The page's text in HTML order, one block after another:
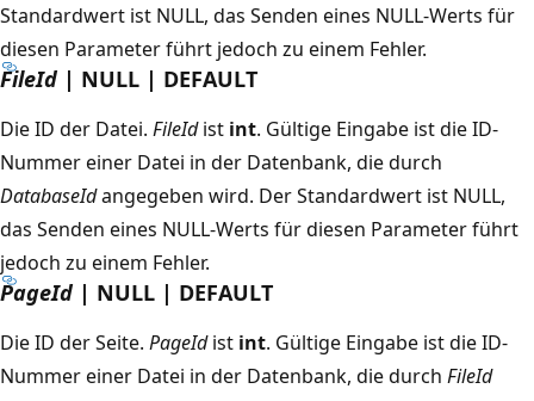
Standardwert ist NULL, das Senden eines NULL-Werts für
diesen Parameter führt jedoch zu einem Fehler.
FileId | NULL | DEFAULT
Die ID der Datei. FileIdist int. Gültige Eingabe ist die ID-
Nummer einer Datei in der Datenbank, die durch
DatabaseIdangegeben wird. Der Standardwert ist NULL,
das Senden eines NULL-Werts für diesen Parameter führt
jedoch zu einem Fehler.
PageId | NULL | DEFAULT
Die ID der Seite. PageIdist int. Gültige Eingabe ist die ID-
Nummer einer Datei in der Datenbank, die durch FileId